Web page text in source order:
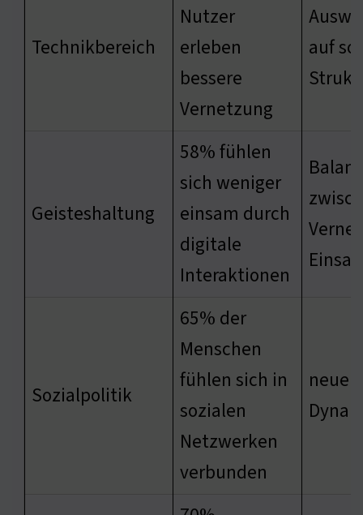
Technikbereich
Nutzer
erleben
bessere
Vernetzung
auf
Geisteshaltung
58% fühlen
sich weniger
einsam durch
digitale
Interaktionen
Sozialpolitik
65% der
Menschen
fühlen sich in
sozialen
Netzwerken
verbunden
neue